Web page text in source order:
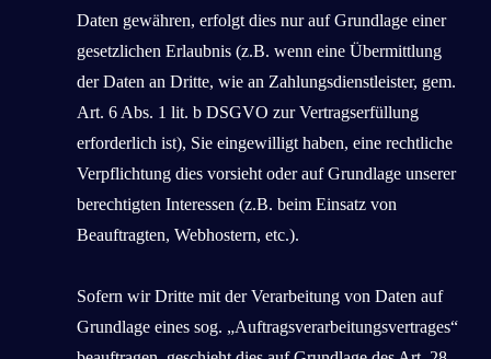
Daten gewähren, erfolgt dies nur auf Grundlage einer
gesetzlichen Erlaubnis (z.B. wenn eine Übermittlung
der Daten an Dritte, wie an Zahlungsdienstleister, gem.
Art. 6 Abs. 1 lit. b DSGVO zur Vertragserfüllung
erforderlich ist), Sie eingewilligt haben, eine rechtliche
Verpflichtung dies vorsieht oder auf Grundlage unserer
berechtigten Interessen (z.B. beim Einsatz von
Beauftragten, Webhostern, etc.).
Sofern wir Dritte mit der Verarbeitung von Daten auf
Grundlage eines sog. „Auftragsverarbeitungsvertrages“